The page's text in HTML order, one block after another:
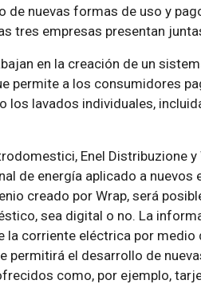
de nuevas formas de uso y
tres empresas presentan
en la creación de un
permite a los consumidores
los lavados individuales,
Enel Distribuzione
de energía aplicado a
creado por Wrap, será
sea digital o no. La
la corriente eléctrica por
permitirá el desarrollo de
como, por ejemplo,